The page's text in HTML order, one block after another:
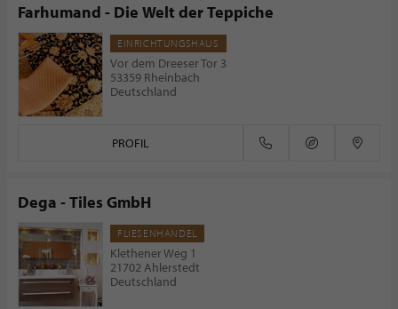
Farhumand - Die Welt der Teppiche
EINRICHTUNGSHAUS
Vor dem Dreeser Tor 3
53359 Rheinbach
Deutschland
PROFIL
Dega - Tiles GmbH
FLIESENHANDEL
Klethener Weg 1
21702 Ahlerstedt
Deutschland